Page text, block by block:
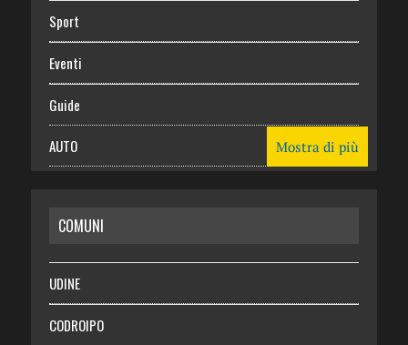
Sport
Eventi
Guide
AUTO
RISPARMIO
SALUTE
Necrologie
Mostra di più
COMUNI
UDINE
CODROIPO